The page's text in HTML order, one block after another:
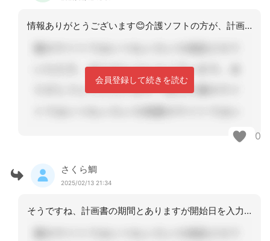
情報ありがとうございます😊介護ソフトの方が、計画書の期間や同意日など管理はし安そ
会員登録して続きを読む
0
さくら鯛
2025/02/13 21:34
そうですね、計画書の期間とありますが開始日を入力して、1か月や３か月など選択して